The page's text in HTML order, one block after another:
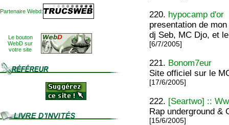
Partenaire Webd:
Le bouton
WebD sur
votre site
220. hypocamp d'or
presentation de
dj Seb, MC Djo, et
[6/7/2005]
221. Bonom7eur
Site officiel sur le
[17/6/2005]
222. [Seartwo] ::
Rap underground &
[15/6/2005]